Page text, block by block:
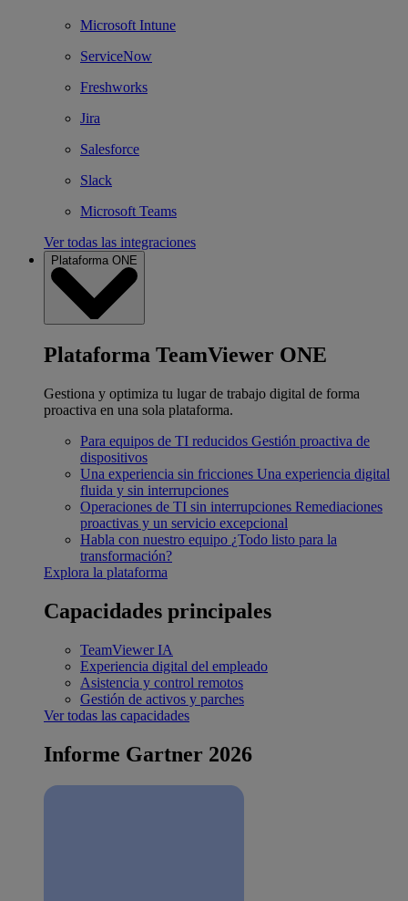
Microsoft Intune
ServiceNow
Freshworks
Jira
Salesforce
Slack
Microsoft Teams
Ver todas las integraciones
Plataforma ONE
Plataforma TeamViewer ONE
Gestiona y optimiza tu lugar de trabajo digital de forma
proactiva en una sola plataforma.
Para equipos de TI reducidos Gestión proactiva de
dispositivos
Una experiencia sin fricciones Una experiencia digital
fluida y sin interrupciones
Operaciones de TI sin interrupciones Remediaciones
proactivas y un servicio excepcional
Habla con nuestro equipo ¿Todo listo para la
transformación?
Explora la plataforma
Capacidades principales
TeamViewer IA
Experiencia digital del empleado
Asistencia y control remotos
Gestión de activos y parches
Ver todas las capacidades
Informe Gartner 2026